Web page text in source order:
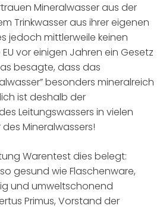
Mineralwasser aus der
Trinkwasser aus ihrer eigenen
jedoch mittlerweile keinen
vor einigen Jahren ein Gesetz
besagte, dass das
besonders mineralreich
ist deshalb der
Leitungswassers in vielen
Mineralwassers!
Warentest dies belegt:
gesund wie Flaschenware,
und umweltschonend
Primus, Vorstand der